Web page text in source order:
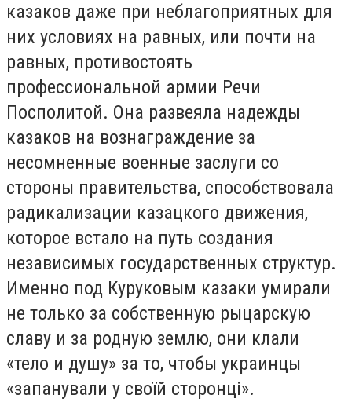
казаков даже при неблагоприятных для
них условиях на равных, или почти на
равных, противостоять
профессиональной армии Речи
Посполитой. Она развеяла надежды
казаков на вознаграждение за
несомненные военные заслуги со
стороны правительства, способствовала
радикализации казацкого движения,
которое встало на путь создания
независимых государственных структур.
Именно под Куруковым казаки умирали
не только за собственную рыцарскую
славу и за родную землю, они клали
«тело и душу» за то, чтобы украинцы
«запанували у своїй сторонцi».